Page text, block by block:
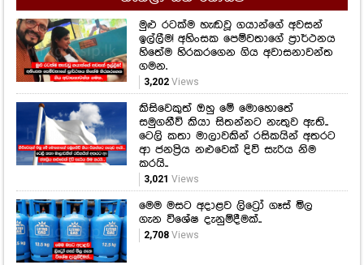
මුළු රටක්ම හැඬවූ ගයාන්ගේ අවසන්
ඉල්ලීම! අහිංසක පෙම්වතාගේ ප්‍රාර්ථනය
හිතේම හිරකරගෙන ගිය අවාසනාවන්ත
ගමන.
3,202Views
කිසිවෙකුත් ඔහු මේ මොහොතේ
සමුගනීවි කියා සිතන්නට නැතුව ඇති..
ටෙලි කතා මාලාවකින් රසිකයින් අතරට
ආ ජනප්‍රිය නළුවෙක් දිවි සැරිය නිම
කරයි..
3,021 Views
මෙම මසට අදාළව ලිට්‍රෝ ගෑස් මිල
ගැන විශේෂ දැනුම්දීමක්..
2,708Views